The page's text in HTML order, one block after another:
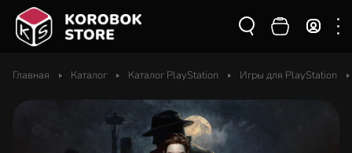
Главная Каталог Каталог PlayStation Игры для PlayStation